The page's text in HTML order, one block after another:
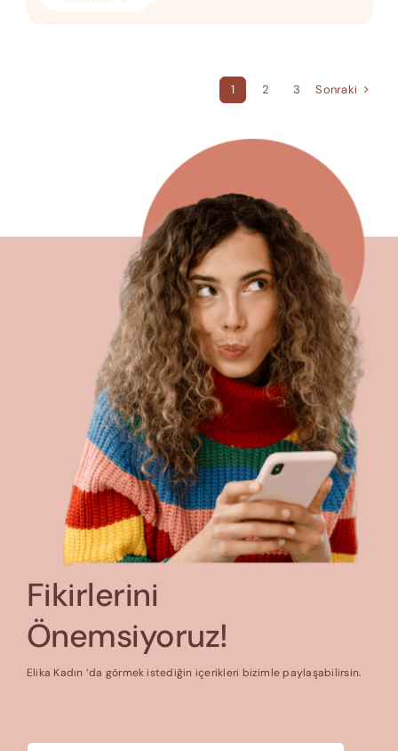
1 2 3 Sonraki
Fikirlerini
Önemsiyoruz!
Elika Kadın ‘da görmek istediğin içerikleri bizimle paylaşabilirsin.